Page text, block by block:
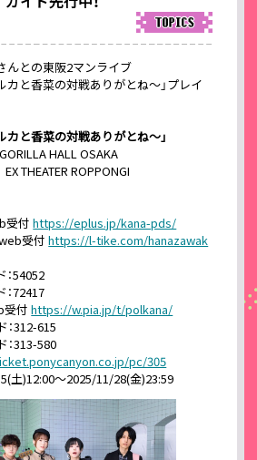
んとの東阪2マンライブ
カと香菜の対戦ありがとね〜」プレイ
カと香菜の対戦ありがとね〜」
HALL OSAKA
THEATER ROPPONGI
受付https://eplus.jp/kana-pds/
web受付https://l-tike.com/hanazawak
54052
72417
受付https://w.pia.jp/t/polkana/
312-615
313-580
pc/305
土)12:00～2025/11/28(金)23:59